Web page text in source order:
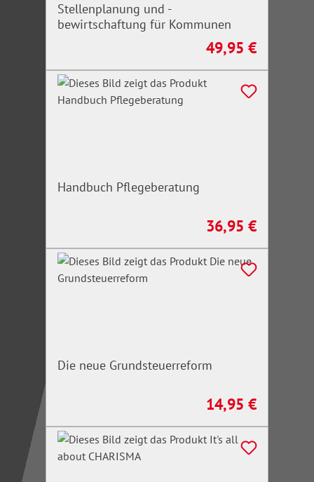
Stellenplanung und -
bewirtschaftung für Kommunen
Regulärer Preis:
49,95 €
Handbuch Pflegeberatung
Regulärer Preis:
36,95 €
Die neue Grundsteuerreform
Regulärer Preis:
14,95 €